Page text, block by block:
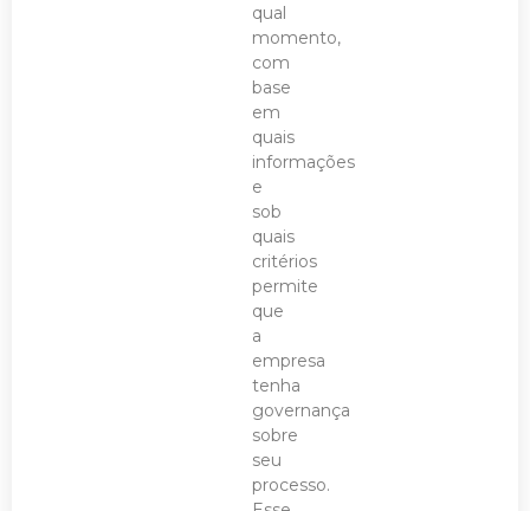
qual
momento,
com
base
em
quais
informações
e
sob
quais
critérios
permite
que
a
empresa
tenha
governança
sobre
seu
processo.